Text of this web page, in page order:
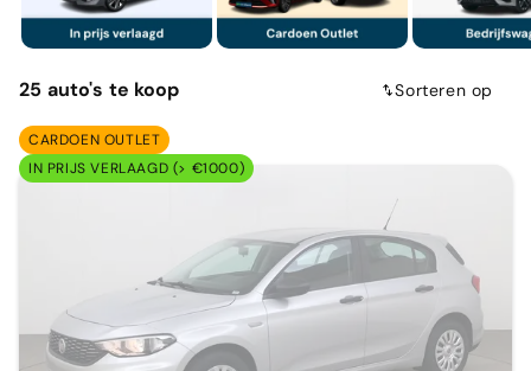
25 auto's te koop Sorteren op
CARDOEN OUTLET
IN PRIJS VERLAAGD (> €1000)